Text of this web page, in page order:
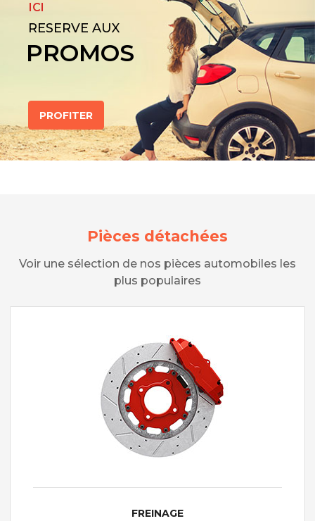
ICI
RESERVE AUX
PROMOS
PROFITER
Pièces détachées
Voir une sélection de nos pièces automobiles les
plus populaires
FREINAGE